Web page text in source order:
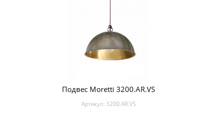
Подвес Moretti 3200.AR.VS
Артикул: 3200.AR.VS